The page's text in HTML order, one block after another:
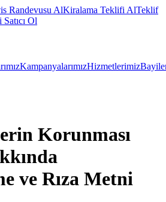
Randevusu AlKiralama Teklifi AlTeklif
Ol
KampanyalarımızHizmetlerimiz
Korunması
ve Rıza Metni